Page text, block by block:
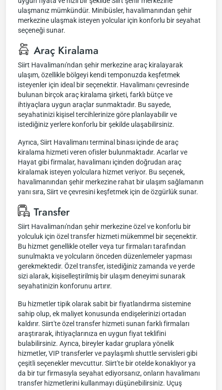
ulaşmanız mümkündür. Minibüsler, havalimanından şehir
merkezine ulaşmak isteyen yolcular için konforlu bir seyahat
seçeneği sunar.
Araç Kiralama
Siirt Havalimanı'ndan şehir merkezine araç kiralayarak
ulaşım, özellikle bölgeyi kendi temponuzda keşfetmek
isteyenler için ideal bir seçenektir. Havalimanı çevresinde
bulunan birçok araç kiralama şirketi, farklı bütçe ve
ihtiyaçlara uygun araçlar sunmaktadır. Bu sayede,
seyahatinizi kişisel tercihlerinize göre planlayabilir ve
istediğiniz yerlere konforlu bir şekilde ulaşabilirsiniz.
Ayrıca, Siirt Havalimanı terminal binası içinde de araç
kiralama hizmeti veren ofisler bulunmaktadır. Acarlar ve
Hayat gibi firmalar, havalimanı içinden doğrudan araç
kiralamak isteyen yolculara hizmet veriyor. Bu seçenek,
havalimanından şehir merkezine rahat bir ulaşım sağlamanın
yanı sıra, Siirt ve çevresini keşfetmek için de özgürlük sunar.
Transfer
Siirt Havalimanı'ndan şehir merkezine özel ve konforlu bir
yolculuk için özel transfer hizmeti mükemmel bir seçenektir.
Bu hizmet genellikle oteller veya tur firmaları tarafından
sunulmakta ve yolcuların önceden düzenlemeler yapması
gerekmektedir. Özel transfer, istediğiniz zamanda ve yerde
sizi alarak, kişiselleştirilmiş bir ulaşım deneyimi sunarak
seyahatinizin konforunu artırır.
Bu hizmetler tipik olarak sabit bir fiyatlandırma sistemine
sahip olup, ek maliyet konusunda endişelerinizi ortadan
kaldırır. Siirt'te özel transfer hizmeti sunan farklı firmaları
araştırarak, ihtiyaçlarınıza en uygun fiyat teklifini
bulabilirsiniz. Ayrıca, bireyler kadar gruplara yönelik
hizmetler, VIP transferler ve paylaşımlı shuttle servisleri gibi
çeşitli seçenekler mevcuttur. Siirt'te bir otelde konaklıyor ya
da bir tur firmasıyla seyahat ediyorsanız, onların havalimanı
transfer hizmetlerini kullanmayı düşünebilirsiniz. Uçuş